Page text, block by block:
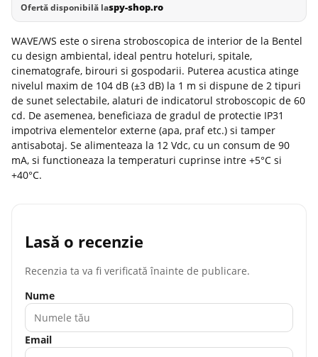
Ofertă disponibilă laspy-shop.ro
WAVE/WS este o sirena stroboscopica de interior de la Bentel
cu design ambiental, ideal pentru hoteluri, spitale,
cinematografe, birouri si gospodarii. Puterea acustica atinge
nivelul maxim de 104 dB (±3 dB) la 1 m si dispune de 2 tipuri
de sunet selectabile, alaturi de indicatorul stroboscopic de 60
cd. De asemenea, beneficiaza de gradul de protectie IP31
impotriva elementelor externe (apa, praf etc.) si tamper
antisabotaj. Se alimenteaza la 12 Vdc, cu un consum de 90
mA, si functioneaza la temperaturi cuprinse intre +5°C si
+40°C.
Lasă o recenzie
Recenzia ta va fi verificată înainte de publicare.
Nume
Email